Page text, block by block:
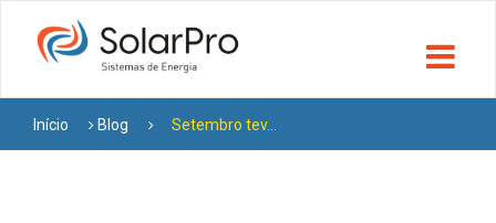
Início Blog Setembro tev...